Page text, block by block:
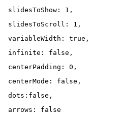
slidesToShow: 1,
slidesToScroll: 1,
variableWidth: true,
infinite: false,
centerPadding: 0,
centerMode: false,
dots:false,
arrows: false